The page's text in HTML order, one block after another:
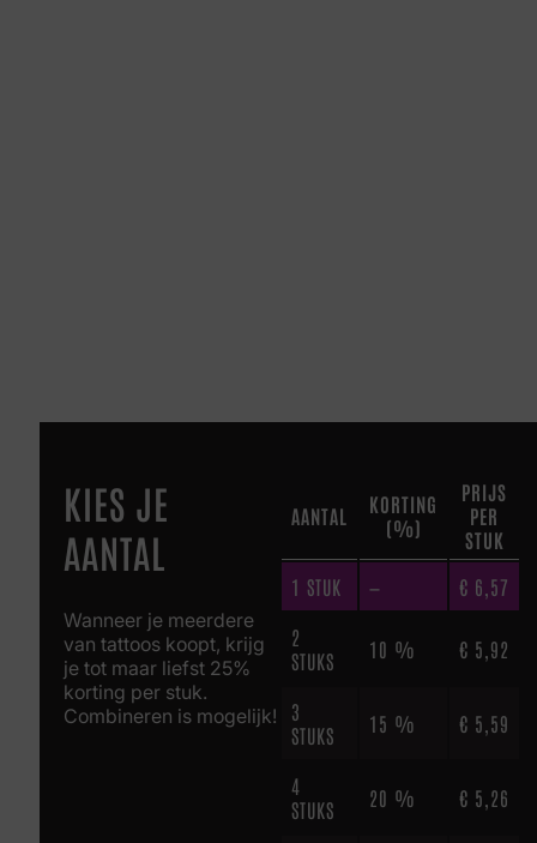
KIES JE
AANTAL
Wanneer je meerdere
van tattoos koopt, krijg
je tot maar liefst 25%
korting per stuk.
Combineren is mogelijk!
AANTAL
KORTING
(%)
PRIJS
PER
STUK
1 STUK — € 6,57
2
STUKS
10 % € 5,92
3
STUKS
15 % € 5,59
4
STUKS
20 % € 5,26